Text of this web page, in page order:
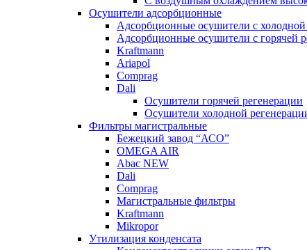
Осушители адсорбционные
Адсорбционные осушители с холодной
Адсорбционные осушители с горячей
Kraftmann
Ariapol
Comprag
Dali
Осушители горячей регенерации
Осушители холодной
Фильтры магистральные
Бежецкий завод “АСО”
OMEGA AIR
Abac NEW
Dali
Comprag
Магистральные фильтры
Kraftmann
Mikropor
Утилизация конденсата